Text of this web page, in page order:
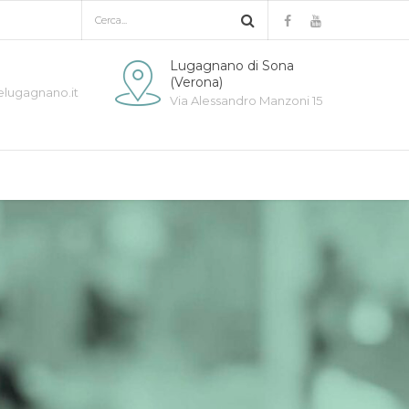
Lugagnano di Sona
(Verona)
Via Alessandro Manzoni 15